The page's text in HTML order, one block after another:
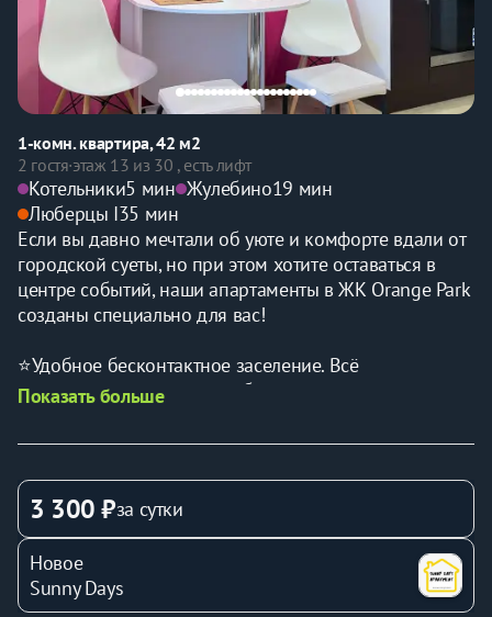
1-комн. квартира, 42 м2
2 гостя·этаж 13 из 30 , есть лифт
Котельники5 мин Жулебино19 мин
Люберцы I35 мин
Если вы давно мечтали об уюте и комфорте вдали от
городской суеты, но при этом хотите оставаться в
центре событий, наши апартаменты в ЖК Orange Park
созданы специально для вас!
⭐Удобное беcконтактноe заceлeние. Всё
максимально просто и удобно.
для семейного отдыха или командировки.
спокойный район идеально подойдет как для
отдыха, так и для деловой поездки.
Спальные места - двуспальная кровать с
ортопедическим матрасом.
Показать больше
3 300 ₽за сутки
Новое
Sunny Days